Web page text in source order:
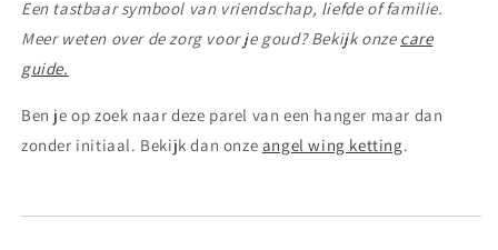
Een tastbaar symbool van vriendschap, liefde of familie.
Meer weten over de zorg voor je goud? Bekijk onze care
guide.
Ben je op zoek naar deze parel van een hanger maar dan
zonder initiaal. Bekijk dan onze angel wing ketting.